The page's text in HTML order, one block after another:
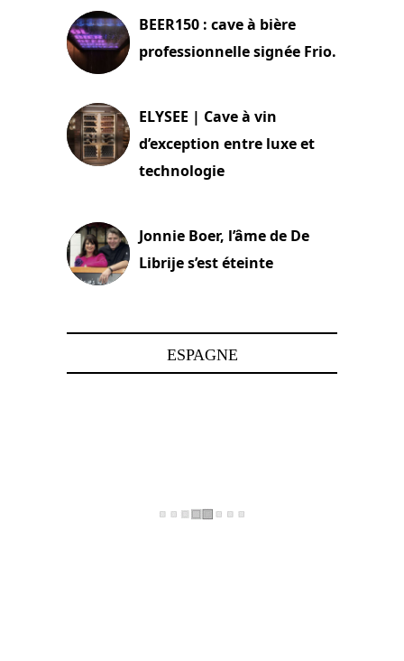
BEER150 : cave à bière
professionnelle signée Frio.
ELYSEE | Cave à vin
d’exception entre luxe et
technologie
Jonnie Boer, l’âme de De
Librije s’est éteinte
ESPAGNE